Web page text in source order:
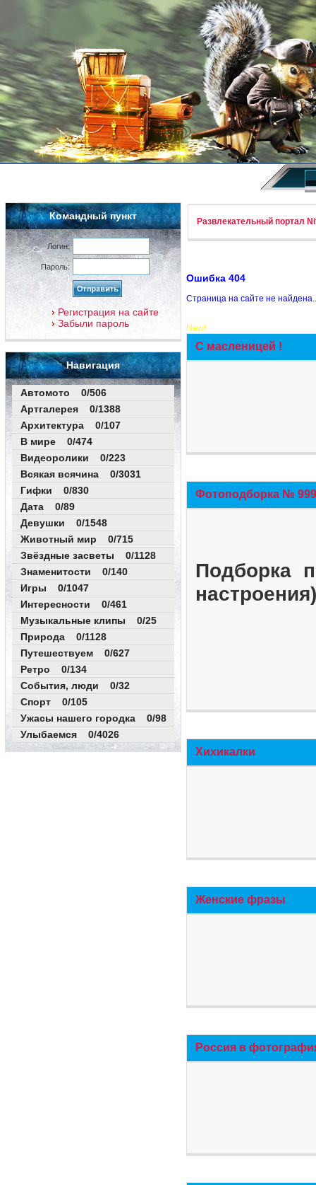
Командный пункт
Логин:
Пароль:
Регистрация на сайте
Забыли пароль
Навигация
Автомото 0/506
Артгалерея 0/1388
Архитектура 0/107
В мире 0/474
Видеоролики 0/223
Всякая всячина 0/3031
Гифки 0/830
Дата 0/89
Девушки 0/1548
Животный мир 0/715
Звёздные засветы 0/1128
Знаменитости 0/140
Игры 0/1047
Интересности 0/461
Музыкальные клипы 0/25
Природа 0/1128
Путешествуем 0/627
Ретро 0/134
События, люди 0/32
Спорт 0/105
Ужасы нашего городка 0/98
Улыбаемся 0/4026
Развлекательный портал
Ошибка 404
Страница на сайте не
New!
С масленицей !
Фотоподборка №
Подборка
Хихикалки
Женские фразы
Россия в